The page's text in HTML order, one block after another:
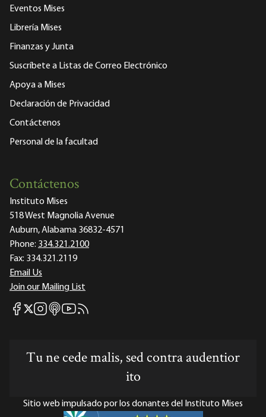
Eventos Mises
Librería Mises
Finanzas y Junta
Suscríbete a Listas de Correo Electrónico
Apoya a Mises
Declaración de Privacidad
Contáctenos
Personal de la facultad
Contáctenos
Instituto Mises
518 West Magnolia Avenue
Auburn, Alabama 36832-4571
Phone: 334.321.2100
Fax: 334.321.2119
Email Us
Join our Mailing List
Mises Facebook
Mises X
Mises Instagram
Mises itunes
Mises Youtube
Mises RSS feed
Tu ne cede malis, sed contra audentior
ito
Sitio web impulsado por los donantes del Instituto Mises